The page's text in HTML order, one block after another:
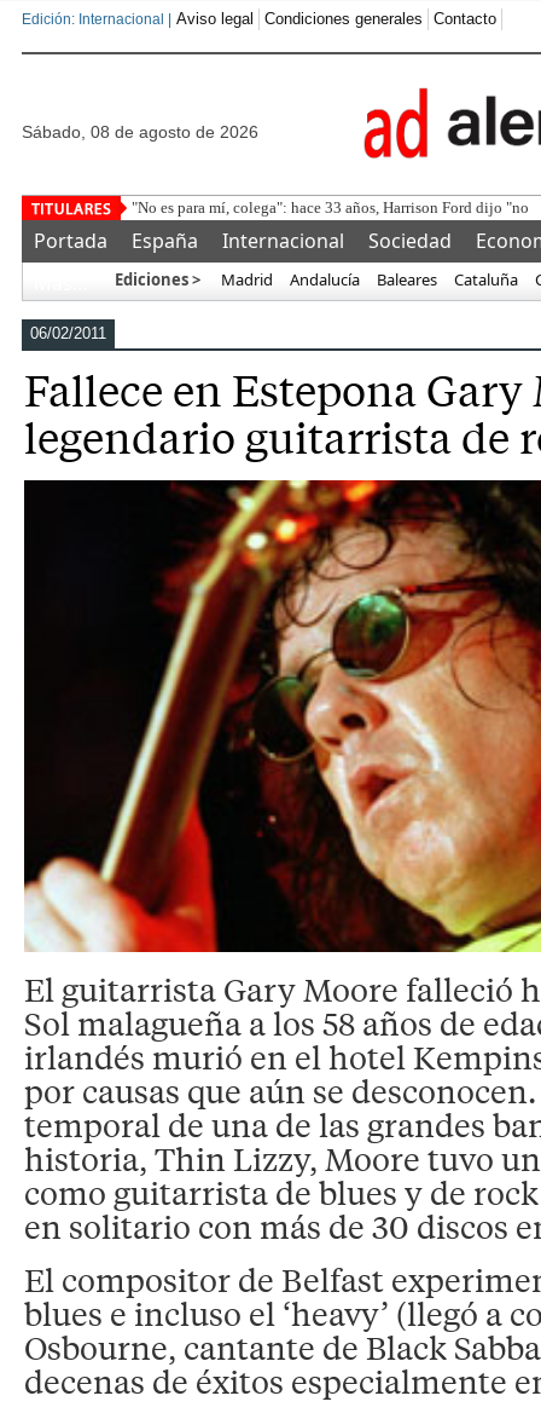
Edición: Internacional | Aviso legal Condiciones generales Contacto
sábado, 08 de agosto de 2026
"No es para mí, colega": hace 33 años, Harrison Ford dijo "no"
Portada España Internacional Sociedad
Ediciones > Madrid Andalucía Baleares Cataluña
06/02/2011
Fallece en Estepona Gary
legendario guitarrista de
El guitarrista Gary Moore falleció
Sol malagueña a los 58 años de
irlandés murió en el hotel
por causas que aún se
temporal de una de las grandes
historia, Thin Lizzy, Moore tuvo
como guitarrista de blues y de
en solitario con más de 30 discos
El compositor de Belfast
blues e incluso el ‘heavy’ (llegó a
Osbourne, cantante de Black
decenas de éxitos especialmente